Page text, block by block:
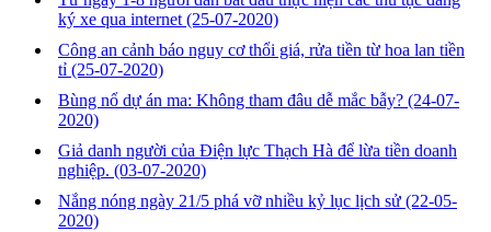
ký xe qua internet (25-07-2020)
Công an cảnh báo nguy cơ thổi giá, rửa tiền từ hoa lan tiền
tỉ (25-07-2020)
Bùng nổ dự án ma: Không tham đâu dễ mắc bẫy? (24-07-
2020)
Giả danh người của Điện lực Thạch Hà để lừa tiền doanh
nghiệp. (03-07-2020)
Nắng nóng ngày 21/5 phá vỡ nhiều kỷ lục lịch sử (22-05-
2020)